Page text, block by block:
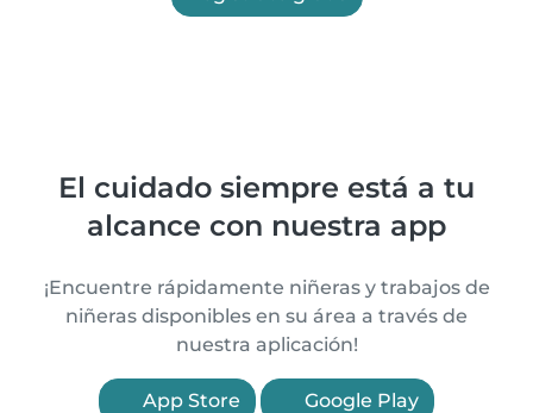
El cuidado siempre está a tu
alcance con nuestra app
¡Encuentre rápidamente niñeras y trabajos de
niñeras disponibles en su área a través de
nuestra aplicación!
App Store Google Play